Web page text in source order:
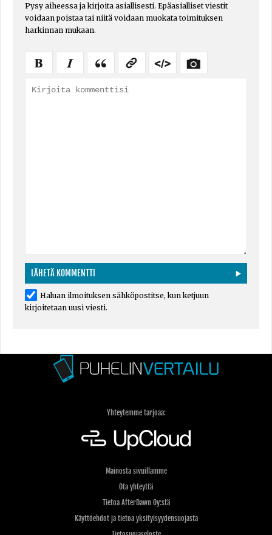
Pysy aiheessa ja kirjoita asiallisesti. Epäasialliset viestit
voidaan poistaa tai niitä voidaan muokata toimituksen
harkinnan mukaan.
Haluan ilmoituksen sähköpostitse, kun ketjuun
kirjoitetaan uusi viesti.
Yhteytemme tarjoaa:
Mainosta sivuillamme
Ota yhteyttä
Tietoa AfterDawn Oy:stä
Käyttöehdot ja tietoa yksityisyydensuojasta